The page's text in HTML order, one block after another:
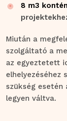
8 m3
Miután a
szolgáltató a
az egyeztetett
elhelyezéséhez
szükség esetén
legyen váltva.